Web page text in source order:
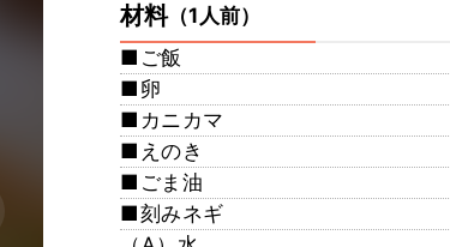
材料（1人前）
■ご飯
■卵
■カニカマ
■えのき
■ごま油
■刻みネギ